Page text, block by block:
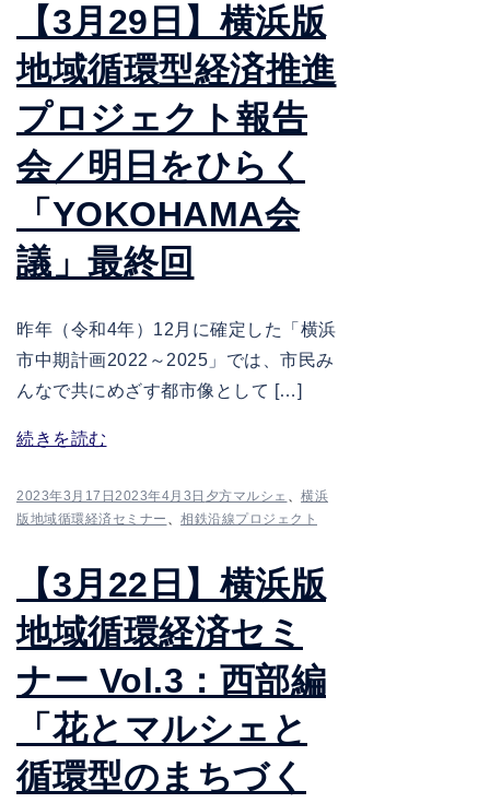
【3月29日】横浜版
地域循環型経済推進
プロジェクト報告
会／明日をひらく
「YOKOHAMA会
議」最終回
昨年（令和4年）12月に確定した「横浜
市中期計画2022～2025」では、市民み
んなで共にめざす都市像として […]
続きを読む
2023年3月17日 2023年4月3日 夕方マルシェ 、 横浜
版地域循環経済セミナー 、 相鉄沿線プロジェクト
【3月22日】横浜版
地域循環経済セミ
ナー Vol.3：西部編
「花とマルシェと
循環型のまちづく